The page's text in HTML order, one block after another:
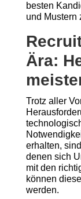
besten
und Mustern
Ära:
Trotz aller
erhalten,
denen sich
mit den
können
werden.